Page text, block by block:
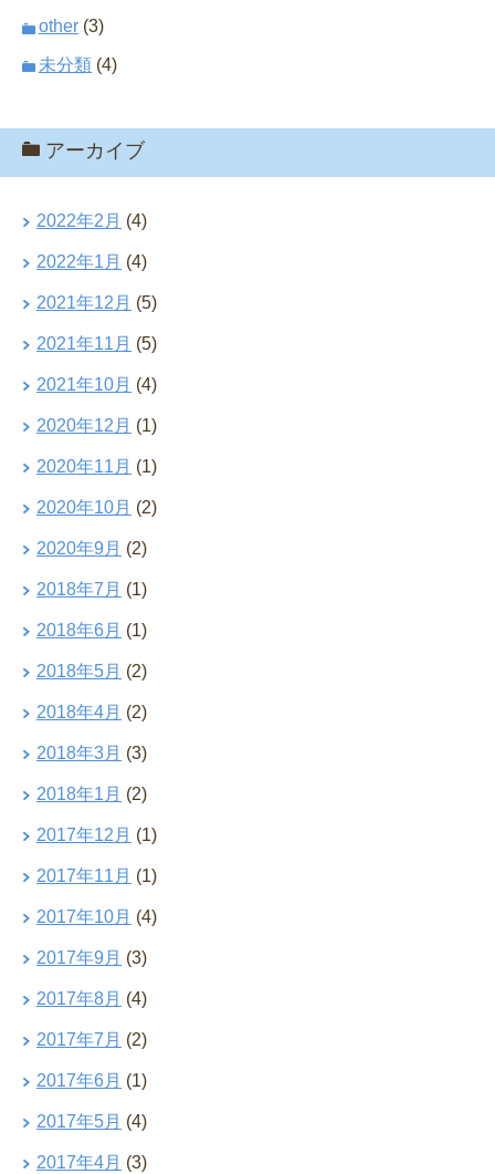
other (3)
未分類 (4)
アーカイブ
2022年2月 (4)
2022年1月 (4)
2021年12月 (5)
2021年11月 (5)
2021年10月 (4)
2020年12月 (1)
2020年11月 (1)
2020年10月 (2)
2020年9月 (2)
2018年7月 (1)
2018年6月 (1)
2018年5月 (2)
2018年4月 (2)
2018年3月 (3)
2018年1月 (2)
2017年12月 (1)
2017年11月 (1)
2017年10月 (4)
2017年9月 (3)
2017年8月 (4)
2017年7月 (2)
2017年6月 (1)
2017年5月 (4)
2017年4月 (3)